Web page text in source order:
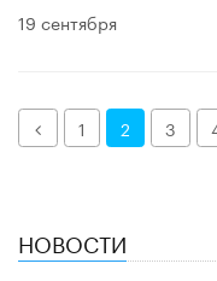
19 сентября
Назад1 2 3
НОВОСТИ